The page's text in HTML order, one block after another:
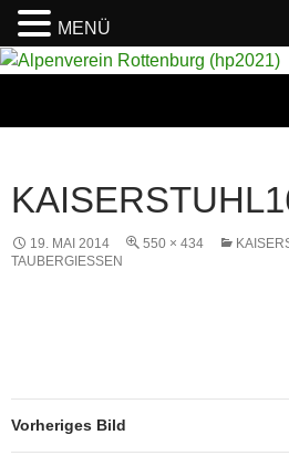
19. MAI 2014 550 × 434
TAUBERGIESSEN
Vorheriges Bild
MENÜ